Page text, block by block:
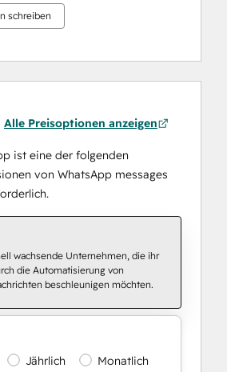
schreiben
Alle Preisoptionen anzeigen
ist eine der folgenden
von WhatsApp messages
wachsende Unternehmen, die ihr
die Automatisierung von
beschleunigen möchten.
Jährlich Monatlich